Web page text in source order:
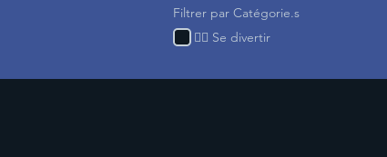
Filtrer par Catégorie.s
🤹‍♂️ Se divertir